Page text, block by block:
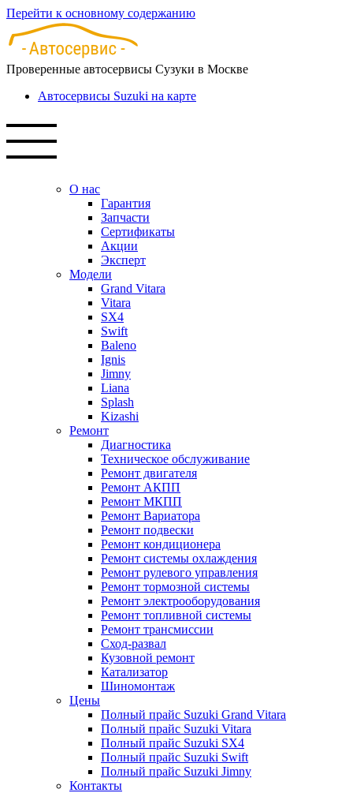
Перейти к основному содержанию
Проверенные автосервисы Сузуки в Москве
Автосервисы Suzuki на карте
О нас
Гарантия
Запчасти
Сертификаты
Акции
Эксперт
Модели
Grand Vitara
Vitara
SX4
Swift
Baleno
Ignis
Jimny
Liana
Splash
Kizashi
Ремонт
Диагностика
Техническое обслуживание
Ремонт двигателя
Ремонт АКПП
Ремонт МКПП
Ремонт Вариатора
Ремонт подвески
Ремонт кондиционера
Ремонт системы охлаждения
Ремонт рулевого управления
Ремонт тормозной системы
Ремонт электрооборудования
Ремонт топливной системы
Ремонт трансмиссии
Сход-развал
Кузовной ремонт
Катализатор
Шиномонтаж
Цены
Полный прайс Suzuki Grand Vitara
Полный прайс Suzuki Vitara
Полный прайс Suzuki SX4
Полный прайс Suzuki Swift
Полный прайс Suzuki Jimny
Контакты